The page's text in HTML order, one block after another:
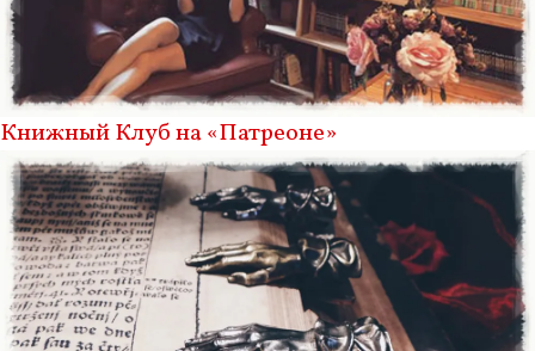
Книжный Клуб на «Патреоне»